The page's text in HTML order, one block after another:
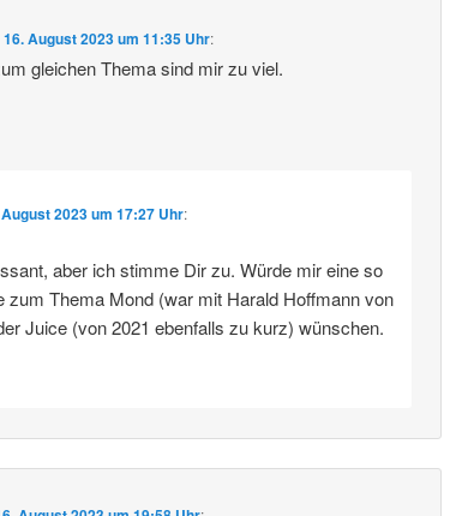
16. August 2023 um 11:35 Uhr:
gleichen Thema sind mir zu viel.
2023 um 17:27 Uhr:
aber ich stimme Dir zu. Würde mir eine so
zum Thema Mond (war mit Harald Hoffmann von
Juice (von 2021 ebenfalls zu kurz) wünschen.